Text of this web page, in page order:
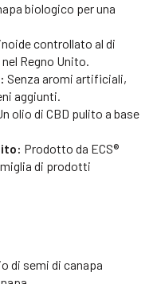
biologico per una
controllato al di
Regno Unito.
Senza aromi artificiali,
aggiunti.
olio di CBD pulito a base
Prodotto da ECS®
di prodotti
di semi di canapa